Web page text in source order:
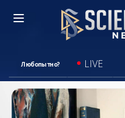
Любопытно? LIVE